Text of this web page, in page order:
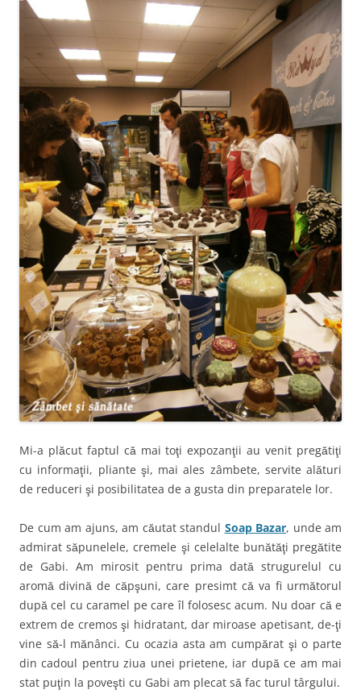
Mi-a plăcut faptul că mai toţi expozanţii au venit pregătiţi
cu informaţii, pliante şi, mai ales zâmbete, servite alături
de reduceri şi posibilitatea de a gusta din preparatele lor.
De cum am ajuns, am căutat standul Soap Bazar, unde am
admirat săpunelele, cremele şi celelalte bunătăţi pregătite
de Gabi. Am mirosit pentru prima dată strugurelul cu
aromă divină de căpşuni, care presimt că va fi următorul
după cel cu caramel pe care îl folosesc acum. Nu doar că e
extrem de cremos şi hidratant, dar miroase apetisant, de-ţi
vine să-l mănânci. Cu ocazia asta am cumpărat şi o parte
din cadoul pentru ziua unei prietene, iar după ce am mai
stat puţin la poveşti cu Gabi am plecat să fac turul târgului.